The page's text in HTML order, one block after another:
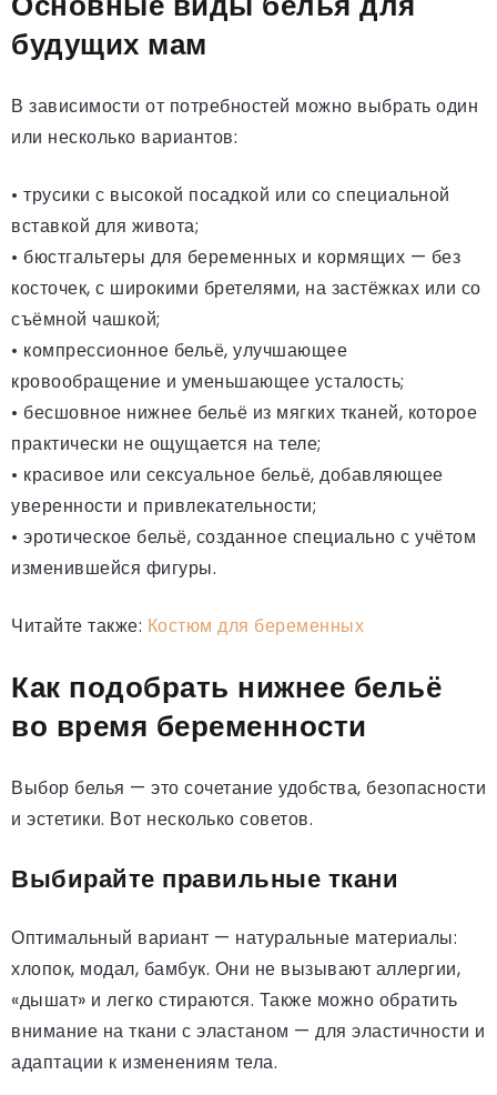
будущих мам
В зависимости от потребностей можно выбрать один
или несколько вариантов:
• трусики с высокой посадкой или со специальной
вставкой для живота;
• бюстгальтеры для беременных и кормящих — без
косточек, с широкими бретелями, на застёжках или со
съёмной чашкой;
• компрессионное бельё, улучшающее
кровообращение и уменьшающее усталость;
• бесшовное нижнее бельё из мягких тканей, которое
практически не ощущается на теле;
• красивое или сексуальное бельё, добавляющее
уверенности и привлекательности;
• эротическое бельё, созданное специально с учётом
изменившейся фигуры.
Читайте также: Костюм для беременных
Как подобрать нижнее бельё
во время беременности
Выбор белья — это сочетание удобства, безопасности
и эстетики. Вот несколько советов.
Выбирайте правильные ткани
Оптимальный вариант — натуральные материалы:
хлопок, модал, бамбук. Они не вызывают аллергии,
«дышат» и легко стираются. Также можно обратить
внимание на ткани с эластаном — для эластичности и
адаптации к изменениям тела.